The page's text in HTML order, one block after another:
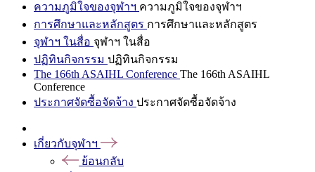
ความภูมิใจของจุฬาฯ ความภูมิใจของจุฬาฯ
การศึกษาและหลักสูตร การศึกษาและหลักสูตร
จุฬาฯ ในสื่อ จุฬาฯ ในสื่อ
ปฏิทินกิจกรรม ปฏิทินกิจกรรม
The 166th ASAIHL Conference The 166th ASAIHL
Conference
ประกาศจัดซื้อจัดจ้าง ประกาศจัดซื้อจัดจ้าง
เกี่ยวกับจุฬาฯ
ย้อนกลับ